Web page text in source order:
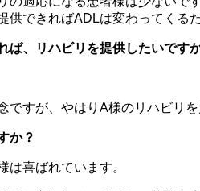
供できればADLは変わってくる
ば、リハビリを提供したいです
すが、やはりA様のリハビリ
か？
は喜ばれています。